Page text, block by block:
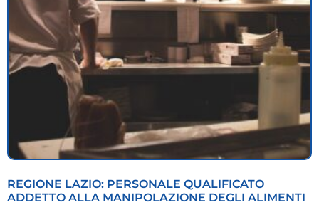
REGIONE LAZIO: PERSONALE QUALIFICATO
ADDETTO ALLA MANIPOLAZIONE DEGLI ALIMENTI